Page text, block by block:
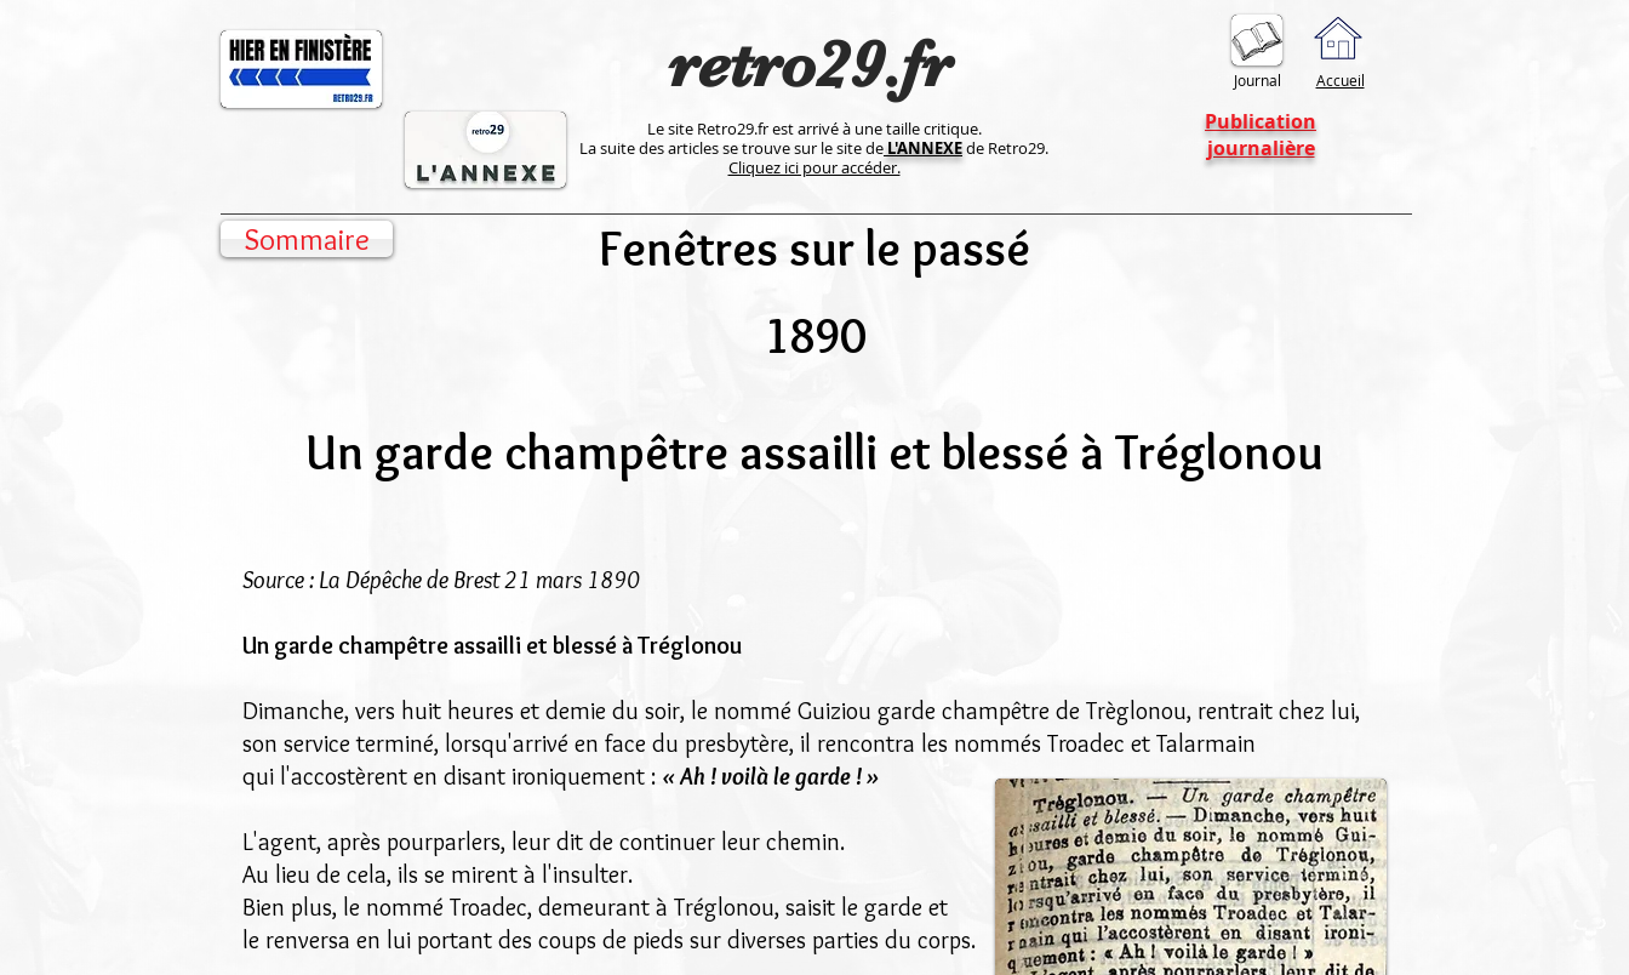
retro29.fr
Le site Retro29.fr est arrivé à une taille critique.
La suite des articles se trouve sur le site deL'ANNEXEde Retro29.
Cliquez ici pour accéder.
Journal Accueil
Publication
journalière
Sommaire
Fenêtres sur le passé
1890
Un garde champêtre assailli et blessé à Tréglonou
Source : La Dépêche de Brest 21 mars 1890
Un garde champêtre assailli et blessé à Tréglonou
Dimanche, vers huit heures et demie du soir, le nommé Guiziou garde champêtre de Trèglonou, rentrait chez lui,
son service terminé, lorsqu'arrivé en face du presbytère, il rencontra les nommés Troadec et Talarmain
qui l'accostèrent en disant ironiquement : « Ah ! voilà le garde ! »
L'agent, après pourparlers, leur dit de continuer leur chemin.
Au lieu de cela, ils se mirent à l'insulter.
Bien plus, le nommé Troadec, demeurant à Tréglonou, saisit le garde et
le renversa en lui portant des coups de pieds sur diverses parties du corps.